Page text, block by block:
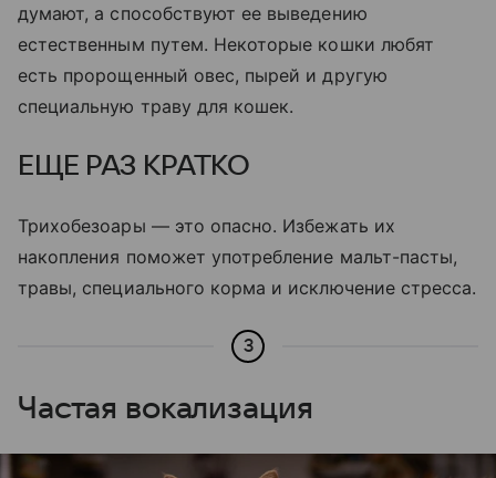
думают, а способствуют ее выведению
естественным путем. Некоторые кошки любят
есть пророщенный овес, пырей и другую
специальную траву для кошек.
ЕЩЕ РАЗ КРАТКО
Трихобезоары — это опасно. Избежать их
накопления поможет употребление мальт-пасты,
травы, специального корма и исключение стресса.
3
Частая вокализация